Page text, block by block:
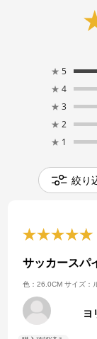
★ 5
★ 4
★ 3
★ 2
★ 1
絞り
サッカースパ
色：26.0CM サイズ：
ヨ